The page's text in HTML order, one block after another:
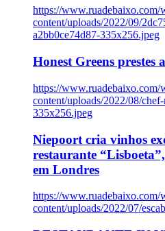
https://www.ruadebaixo.com/
content/uploads/2022/09/
a2bb0ce74d87-335x256.jpeg
Honest Greens prestes
https://www.ruadebaixo.com/
content/uploads/2022/08/
335x256.jpeg
Niepoort cria vinhos
restaurante
em Londres
https://www.ruadebaixo.com/
content/uploads/2022/07/